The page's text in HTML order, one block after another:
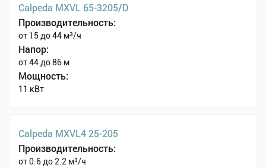
Calpeda MXVL 65-3205/D
Производительность:
от 15 до 44 м³/ч
Напор:
от 44 до 86 м
Мощность:
11 кВт
Calpeda MXVL4 25-205
Производительность:
от 0.6 до 2.2 м³/ч